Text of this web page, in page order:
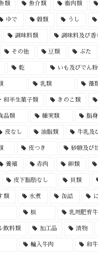
類 魚介類 畜肉類
ゆで 穀類 うし
調味料類 調味料及び香
その他 豆類 ぶた
乾 いも及びでん
乳類 藻
和半生菓子類 きのこ類
品類 種実類 脂
皮なし 油脂類 牛乳及
皮つき 砂糖及び
養殖 赤肉 卵類
皮下脂肪なし 貝類
類 水煮 缶詰
根 乳用肥育
飲料類 加工品 漬物
輸入牛肉 和